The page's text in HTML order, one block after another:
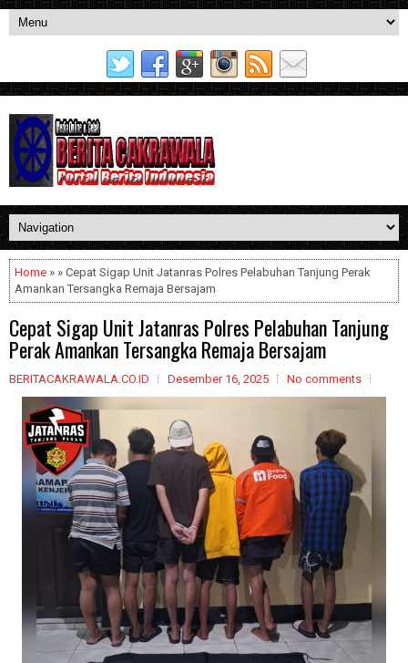
Home » » Cepat Sigap Unit Jatanras Polres Pelabuhan Tanjung Perak
Amankan Tersangka Remaja Bersajam
Cepat Sigap Unit Jatanras Polres Pelabuhan Tanjung
Perak Amankan Tersangka Remaja Bersajam
BERITACAKRAWALA.CO.ID Desember 16, 2025 No comments